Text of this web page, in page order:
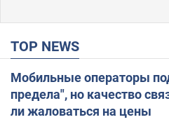
TOP NEWS
Мобильные операторы
предела", но качество
ли жаловаться на цены